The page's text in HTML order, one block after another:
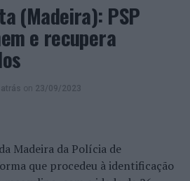
(Madeira): PSP
e recupera
on 23/09/2023
Madeira da Polícia de
que procedeu à identificação